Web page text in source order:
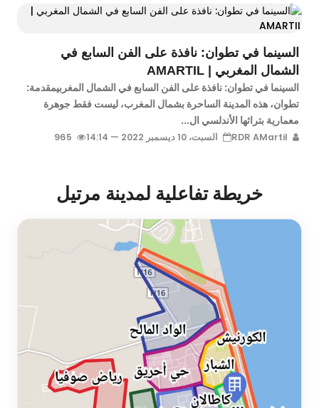
السينما في تطوان: نافذة على الفن السابع في
الشمال المغربي | AMARTIL
السينما في تطوان: نافذة على الفن السابع في الشمال المغربيمقدمة:
تطوان، هذه المدينة الساحرة بشمال المغرب، ليست فقط جوهرة
معمارية بتراثها الأندلسي ال...
السبت، 10 ديسمبر 2022 — 14:14
خريطة تفاعلية لمدينة مرتيل